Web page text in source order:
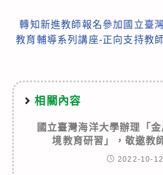
轉知新進教師報名參加國立臺
教育輔導系列講座-正向支持教
相關內容
國立臺灣海洋大學辦理「
境教育研習」，敬邀教
2022-10-12